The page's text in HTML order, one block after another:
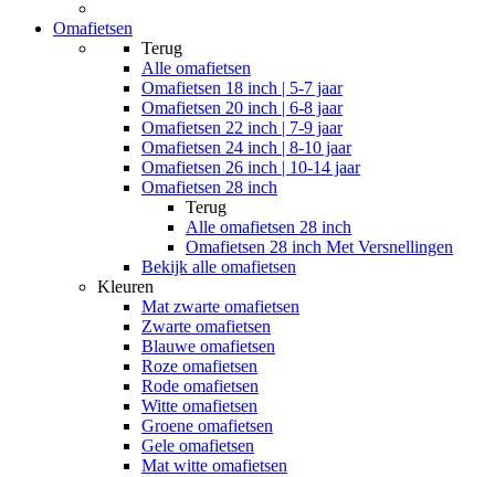
Omafietsen
Terug
Alle omafietsen
Omafietsen 18 inch | 5-7 jaar
Omafietsen 20 inch | 6-8 jaar
Omafietsen 22 inch | 7-9 jaar
Omafietsen 24 inch | 8-10 jaar
Omafietsen 26 inch | 10-14 jaar
Omafietsen 28 inch
Terug
Alle omafietsen 28 inch
Omafietsen 28 inch Met Versnellingen
Bekijk alle omafietsen
Kleuren
Mat zwarte omafietsen
Zwarte omafietsen
Blauwe omafietsen
Roze omafietsen
Rode omafietsen
Witte omafietsen
Groene omafietsen
Gele omafietsen
Mat witte omafietsen